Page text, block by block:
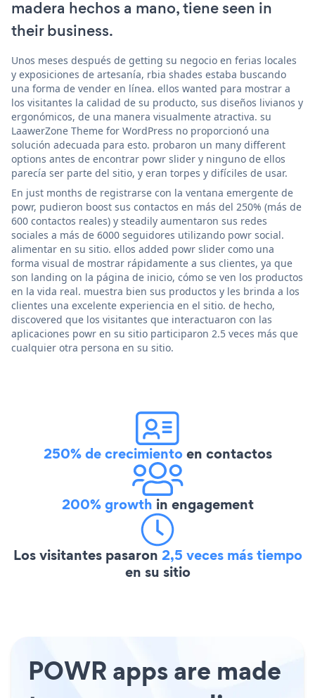
madera hechos a mano, tiene seen in
their business.
Unos meses después de getting su negocio en ferias locales
y exposiciones de artesanía, rbia shades estaba buscando
una forma de vender en línea. ellos wanted para mostrar a
los visitantes la calidad de su producto, sus diseños livianos y
ergonómicos, de una manera visualmente atractiva. su
LaawerZone Theme for WordPress no proporcionó una
solución adecuada para esto. probaron un many different
options antes de encontrar powr slider y ninguno de ellos
parecía ser parte del sitio, y eran torpes y difíciles de usar.
En just months de registrarse con la ventana emergente de
powr, pudieron boost sus contactos en más del 250% (más de
600 contactos reales) y steadily aumentaron sus redes
sociales a más de 6000 seguidores utilizando powr social.
alimentar en su sitio. ellos added powr slider como una
forma visual de mostrar rápidamente a sus clientes, ya que
son landing on la página de inicio, cómo se ven los productos
en la vida real. muestra bien sus productos y les brinda a los
clientes una excelente experiencia en el sitio. de hecho,
discovered que los visitantes que interactuaron con las
aplicaciones powr en su sitio participaron 2.5 veces más que
cualquier otra persona en su sitio.
250% de crecimientoen contactos
200% growth in engagement
Los visitantes pasaron 2,5 veces más tiempo
en su sitio
POWR apps are made